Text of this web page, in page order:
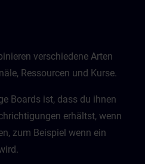
verschiedene Arten
Ressourcen und Kurse.
Boards ist, dass du ihnen
erhältst, wenn
zum Beispiel wenn ein